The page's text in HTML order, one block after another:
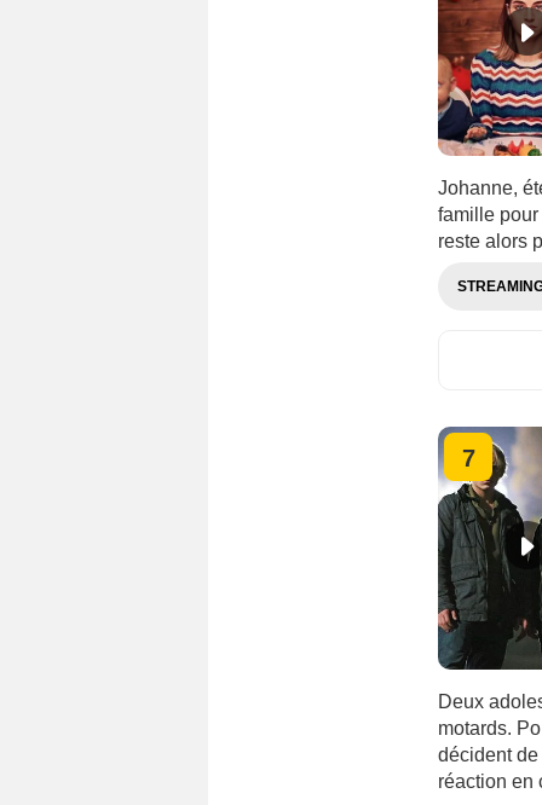
Johanne,
famille
reste alors
7
Deux
motards.
décident
réaction en